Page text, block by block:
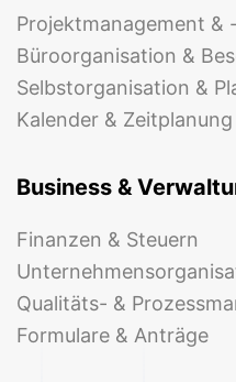
Projektmanagement &
Büroorganisation &
Selbstorganisation &
Kalender & Zeitplanung
Business &
Finanzen & Steuern
Qualitäts- &
Formulare & Anträge